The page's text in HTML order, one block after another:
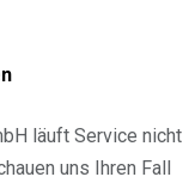
läuft Service nicht
uns Ihren Fall